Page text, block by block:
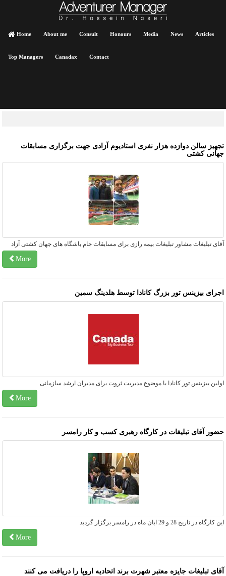
Home About me Consult Honours Media News Articles
Top Managers Canadax Contact
سالن دوازده هزار نفری استادیوم آزادی جهت برگزاری مسابقات
کشتی
تبلیغات مشاور تبلیغات بیمه رازی برای مسابقات جام باشگاه های جهان کشتی آزاد
More
بیزینس تور بزرگ کانادا توسط هلدینگ سمین
بیزینس تور کانادا با موضوع مدیریت ثروت برای مدیران ارشد سازمانی
More
آقای تبلیغات در کارگاه رهبری کسب و کار رامسر
در تاریخ 28 و 29 ابان ماه در رامسر برگزار گردید
More
تبلیغات جایزه معتبر شهرت برند اتحادیه اروپا را دریافت می کنند